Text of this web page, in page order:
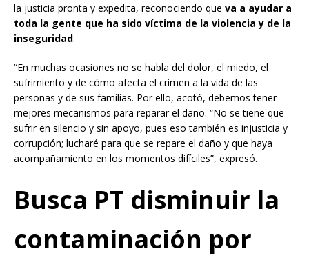
la justicia pronta y expedita, reconociendo que va a ayudar a
toda la gente que ha sido víctima de la violencia y de la
inseguridad:
“En muchas ocasiones no se habla del dolor, el miedo, el
sufrimiento y de cómo afecta el crimen a la vida de las
personas y de sus familias. Por ello, acotó, debemos tener
mejores mecanismos para reparar el daño. “No se tiene que
sufrir en silencio y sin apoyo, pues eso también es injusticia y
corrupción; lucharé para que se repare el daño y que haya
acompañamiento en los momentos difíciles”, expresó.
Busca PT disminuir la
contaminación por